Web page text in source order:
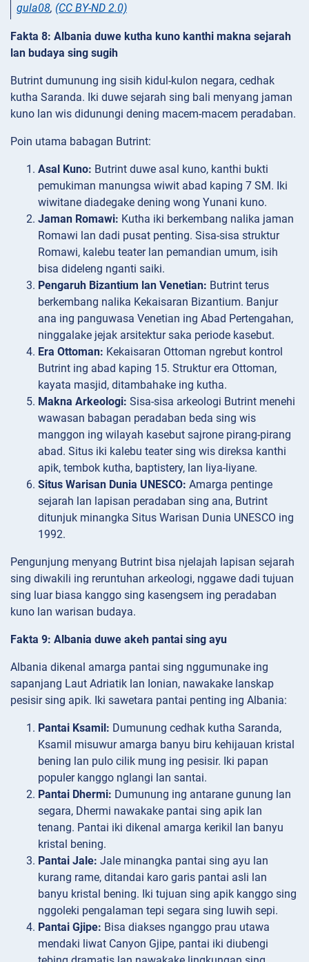
gula08, (CC BY-ND 2.0)
Fakta 8: Albania duwe kutha kuno kanthi makna sejarah
lan budaya sing sugih
Butrint dumunung ing sisih kidul-kulon negara, cedhak
kutha Saranda. Iki duwe sejarah sing bali menyang jaman
kuno lan wis didunungi dening macem-macem peradaban.
Poin utama babagan Butrint:
Asal Kuno: Butrint duwe asal kuno, kanthi bukti
pemukiman manungsa wiwit abad kaping 7 SM. Iki
wiwitane diadegake dening wong Yunani kuno.
Jaman Romawi: Kutha iki berkembang nalika jaman
Romawi lan dadi pusat penting. Sisa-sisa struktur
Romawi, kalebu teater lan pemandian umum, isih
bisa dideleng nganti saiki.
Pengaruh Bizantium lan Venetian: Butrint terus
berkembang nalika Kekaisaran Bizantium. Banjur
ana ing panguwasa Venetian ing Abad Pertengahan,
ninggalake jejak arsitektur saka periode kasebut.
Era Ottoman: Kekaisaran Ottoman ngrebut kontrol
Butrint ing abad kaping 15. Struktur era Ottoman,
kayata masjid, ditambahake ing kutha.
Makna Arkeologi: Sisa-sisa arkeologi Butrint menehi
wawasan babagan peradaban beda sing wis
manggon ing wilayah kasebut sajrone pirang-pirang
abad. Situs iki kalebu teater sing wis direksa kanthi
apik, tembok kutha, baptistery, lan liya-liyane.
Situs Warisan Dunia UNESCO: Amarga pentinge
sejarah lan lapisan peradaban sing ana, Butrint
ditunjuk minangka Situs Warisan Dunia UNESCO ing
1992.
Pengunjung menyang Butrint bisa njelajah lapisan sejarah
sing diwakili ing reruntuhan arkeologi, nggawe dadi tujuan
sing luar biasa kanggo sing kasengsem ing peradaban
kuno lan warisan budaya.
Fakta 9: Albania duwe akeh pantai sing ayu
Albania dikenal amarga pantai sing nggumunake ing
sapanjang Laut Adriatik lan Ionian, nawakake lanskap
pesisir sing apik. Iki sawetara pantai penting ing Albania:
Pantai Ksamil: Dumunung cedhak kutha Saranda,
Ksamil misuwur amarga banyu biru kehijauan kristal
bening lan pulo cilik mung ing pesisir. Iki papan
populer kanggo nglangi lan santai.
Pantai Dhermi: Dumunung ing antarane gunung lan
segara, Dhermi nawakake pantai sing apik lan
tenang. Pantai iki dikenal amarga kerikil lan banyu
kristal bening.
Pantai Jale: Jale minangka pantai sing ayu lan
kurang rame, ditandai karo garis pantai asli lan
banyu kristal bening. Iki tujuan sing apik kanggo sing
nggoleki pengalaman tepi segara sing luwih sepi.
Pantai Gjipe: Bisa diakses nganggo prau utawa
mendaki liwat Canyon Gjipe, pantai iki diubengi